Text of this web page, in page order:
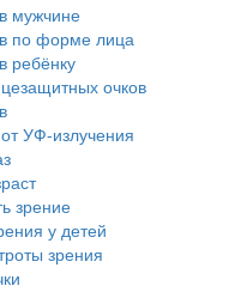
мужчине
по форме лица
ребёнку
очков
УФ-излучения
зрение
у детей
зрения